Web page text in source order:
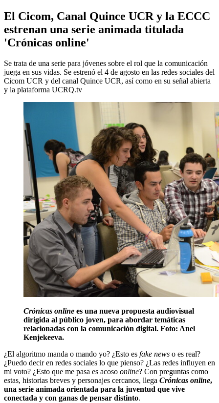
El Cicom, Canal Quince UCR y la ECCC
estrenan una serie animada titulada
'Crónicas online'
Se trata de una serie para jóvenes sobre el rol que la comunicación
juega en sus vidas. Se estrenó el 4 de agosto en las redes sociales del
Cicom UCR y del canal Quince UCR, así como en su señal abierta
y la plataforma UCRQ.tv
Crónicas online es una nueva propuesta audiovisual
dirigida al público joven, para abordar temáticas
relacionadas con la comunicación digital. Foto: Anel
Kenjekeeva.
¿El algoritmo manda o mando yo? ¿Esto es fake news o es real?
¿Puedo decir en redes sociales lo que pienso? ¿Las redes influyen en
mi voto? ¿Esto que me pasa es acoso online? Con preguntas como
estas, historias breves y personajes cercanos, llega Crónicas online,
una serie animada orientada para la juventud que vive
conectada y con ganas de pensar distinto.